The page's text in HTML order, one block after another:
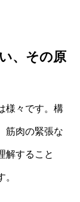
、その原
様々です。構
筋肉の緊張な
解すること